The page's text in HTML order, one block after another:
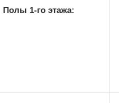
Полы 1-го этажа: